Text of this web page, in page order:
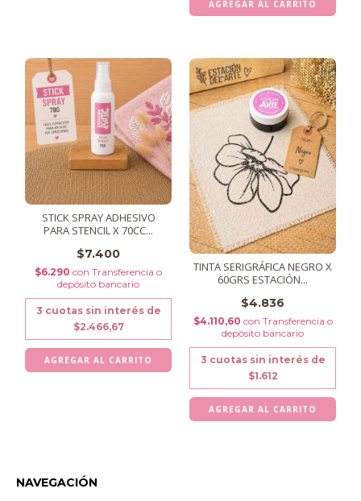
STICK SPRAY ADHESIVO
PARA STENCIL X 70CC...
$7.400
$6.290 con Transferencia o
depósito bancario
3 cuotas sin interés de
$2.466,67
TINTA SERIGRÁFICA NEGRO X
60GRS ESTACIÓN...
$4.836
$4.110,60 con Transferencia o
depósito bancario
3 cuotas sin interés de
$1.612
NAVEGACIÓN